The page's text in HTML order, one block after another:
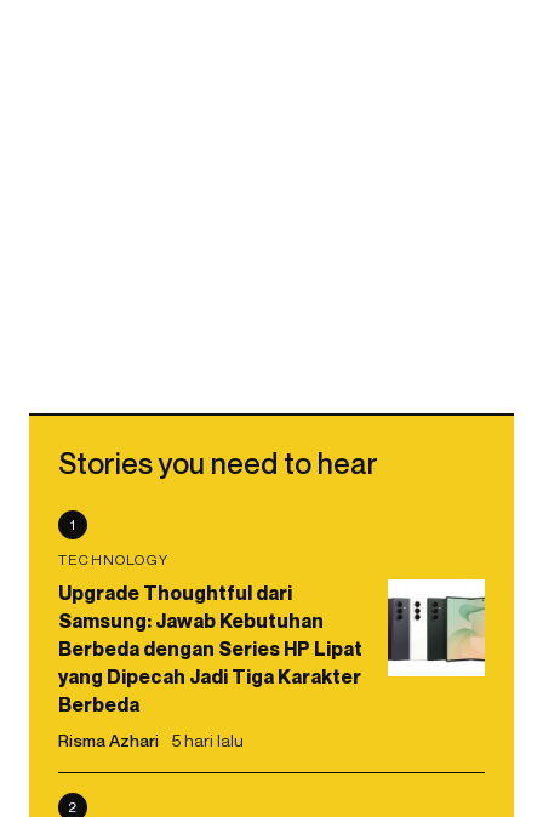
Stories you need to hear
1
TECHNOLOGY
Upgrade Thoughtful dari
Samsung: Jawab Kebutuhan
Berbeda dengan Series HP Lipat
yang Dipecah Jadi Tiga Karakter
Berbeda
Risma Azhari 5 hari lalu
2